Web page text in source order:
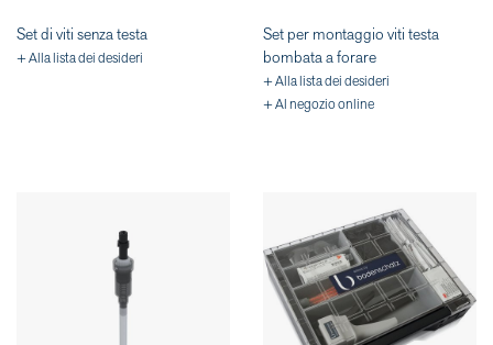
Set di viti senza testa
+ Alla lista dei desideri
Set per montaggio viti testa
bombata a forare
+ Alla lista dei desideri
+ Al negozio online